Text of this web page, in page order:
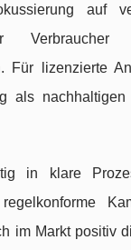
auf
Für lizenzierte
als nachhaltigen
in klare
im Markt positiv